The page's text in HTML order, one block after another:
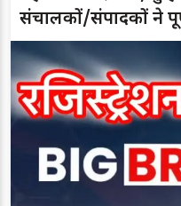
संचालकों/संपादकों ने